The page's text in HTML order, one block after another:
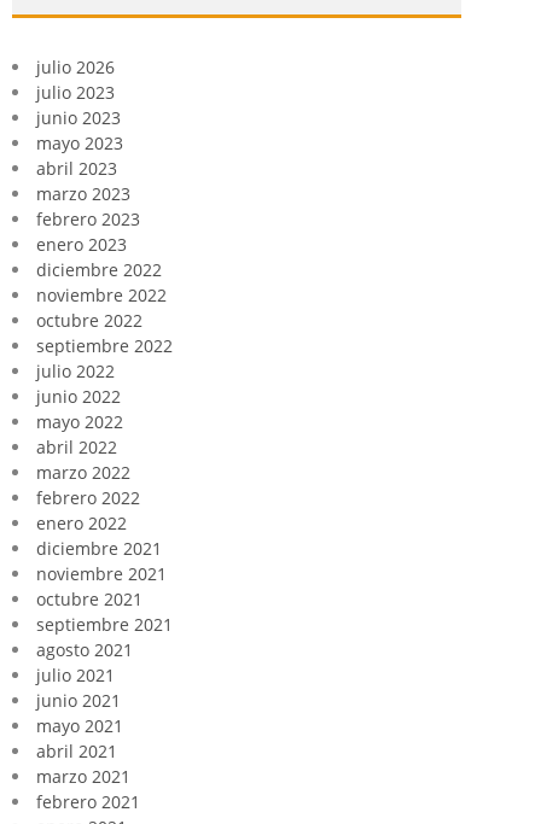
julio 2026
julio 2023
junio 2023
mayo 2023
abril 2023
marzo 2023
febrero 2023
enero 2023
diciembre 2022
noviembre 2022
octubre 2022
septiembre 2022
julio 2022
junio 2022
mayo 2022
abril 2022
marzo 2022
febrero 2022
enero 2022
diciembre 2021
noviembre 2021
octubre 2021
septiembre 2021
agosto 2021
julio 2021
junio 2021
mayo 2021
abril 2021
marzo 2021
febrero 2021